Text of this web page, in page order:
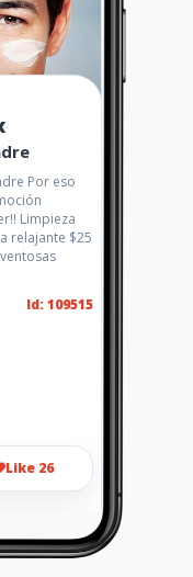
Por eso
Limpieza
relajante $25
Id: 109515
Like 26